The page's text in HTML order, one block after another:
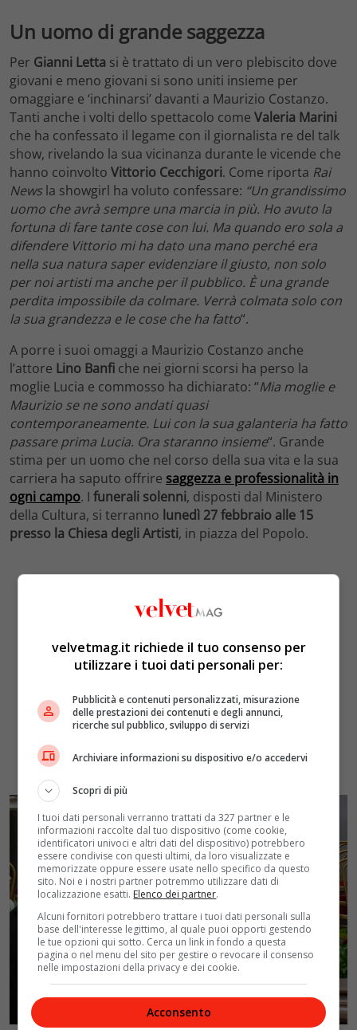
Un uomo di grande saggezza
Per Gianni Letta si è trattato di un vero plebiscito dove
giovani e meno giovani si sono uniti insieme per
omaggiare e ‘inchinarsi’ davanti a Maurizio Costanzo.
Tanti anche i volti dello spettacolo come Valeria Marini
che ha confessato il legame con il giornalista re del talk
show, rivelando la sua vicinanza durante le vicende che
hanno coinvolto Vittorio Cecchigori. Come riporta Rai
News la showgirl ha voluto confessare: “Un grandissimo
uomo che avrà sempre una marcia in più. Ho avuto la
fortuna di fare tante cose con lui. Ma quando ero sola a
difendere Vittorio mi ha dato una mano perché era
nella sua natura saper evidenziare il giusto, non solo
per noi artisti ma anche per il pubblico. È una grande
perdita impossibile da colmare. Verrà colmata solo con
la sua grandezza e le cose che ha fatto“.
A porre i suoi omaggi a Maurizio Costanzo anche
l’attore Lino Banfi che nei giorni scorsi ha perso la
moglie Lucia e commosso ha dichiarato: “Mia moglie e
Maurizio se ne sono andati quasi
contemporaneamente. Lui con la sua galanteria ha fatto
passare prima Lucia. Ora staranno insieme“. Grande
stima per un uomo che nel corso della sua vita e la sua
carriera ha saputo offrire saggezza e professionalità in
ogni campo. I funerali solenni, disposti dal Ministero
della Cultura, si terranno lunedì 27 febbraio alle 15
presso la Chiesa degli Artisti, in piazza del Popolo.
velvetmag.it richiede il tuo consenso per
utilizzare i tuoi dati personali per:
Pubblicità e contenuti personalizzati, misurazione
delle prestazioni dei contenuti e degli annunci,
ricerche sul pubblico, sviluppo di servizi
Archiviare informazioni su dispositivo e/o accedervi
Scopri di più
I tuoi dati personali verranno trattati da 327 partner e le
informazioni raccolte dal tuo dispositivo (come cookie,
identificatori univoci e altri dati del dispositivo) potrebbero
essere condivise con questi ultimi, da loro visualizzate e
memorizzate oppure essere usate nello specifico da questo
sito. Noi e i nostri partner potremmo utilizzare dati di
localizzazione esatti. Elenco dei partner.
Alcuni fornitori potrebbero trattare i tuoi dati personali sulla
base dell'interesse legittimo, al quale puoi opporti gestendo
le tue opzioni qui sotto. Cerca un link in fondo a questa
pagina o nel menu del sito per gestire o revocare il consenso
nelle impostazioni della privacy e dei cookie.
Acconsento